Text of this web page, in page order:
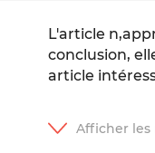
L'article
conclusion,
article